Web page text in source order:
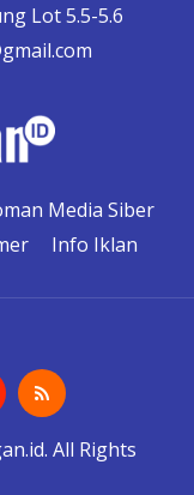
Lot 5.5-5.6
Media Siber
Info Iklan
All Rights